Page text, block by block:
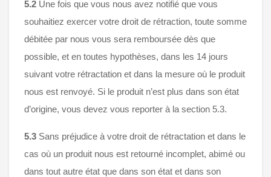
5.2 Une fois que vous nous avez notifié que vous
souhaitiez exercer votre droit de rétraction, toute somme
débitée par nous vous sera remboursée dès que
possible, et en toutes hypothèses, dans les 14 jours
suivant votre rétractation et dans la mesure où le produit
nous est renvoyé. Si le produit n’est plus dans son état
d’origine, vous devez vous reporter à la section 5.3.
5.3 Sans préjudice à votre droit de rétractation et dans le
cas où un produit nous est retourné incomplet, abimé ou
dans tout autre état que dans son état et dans son